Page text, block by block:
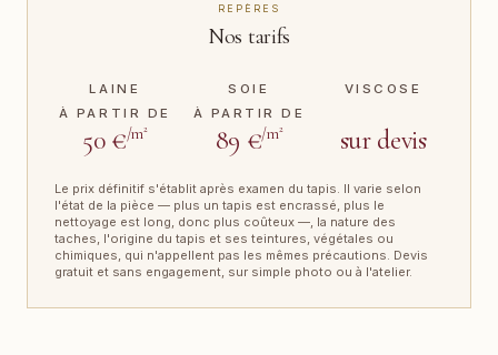
REPÈRES
Nos tarifs
LAINE
À PARTIR DE
50 €/m²
SOIE
À PARTIR DE
89 €/m²
VISCOSE
sur devis
Le prix définitif s'établit après examen du tapis. Il varie selon
l'état de la pièce — plus un tapis est encrassé, plus le
nettoyage est long, donc plus coûteux —, la nature des
taches, l'origine du tapis et ses teintures, végétales ou
chimiques, qui n'appellent pas les mêmes précautions. Devis
gratuit et sans engagement, sur simple photo ou à l'atelier.